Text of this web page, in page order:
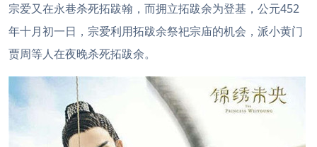
宗爱又在永巷杀死拓跋翰，而拥立拓跋余为登基，公元452
年十月初一日，宗爱利用拓跋余祭祀宗庙的机会，派小黄门
贾周等人在夜晚杀死拓跋余。